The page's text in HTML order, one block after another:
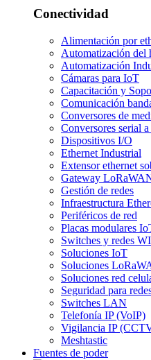
Conectividad
Alimentación por
Automatización del
Automatización
Cámaras para IoT
Capacitación y
Comunicación
Conversores de
Conversores serial
Dispositivos I/O
Ethernet Industrial
Extensor ethernet
Gateway
Gestión de redes
Infraestructura
Periféricos de red
Placas modulares
Switches y redes
Soluciones IoT
Soluciones
Soluciones red
Seguridad para
Switches LAN
Telefonía IP (VoIP)
Vigilancia IP
Meshtastic
Fuentes de poder